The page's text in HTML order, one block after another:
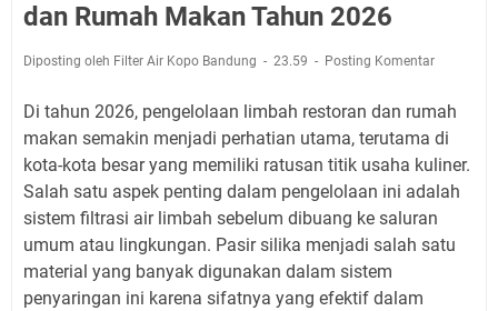
dan Rumah Makan Tahun 2026
Diposting oleh Filter Air Kopo Bandung 23.59 Posting Komentar
Di tahun 2026, pengelolaan limbah restoran dan rumah
makan semakin menjadi perhatian utama, terutama di
kota-kota besar yang memiliki ratusan titik usaha kuliner.
Salah satu aspek penting dalam pengelolaan ini adalah
sistem filtrasi air limbah sebelum dibuang ke saluran
umum atau lingkungan. Pasir silika menjadi salah satu
material yang banyak digunakan dalam sistem
penyaringan ini karena sifatnya yang efektif dalam